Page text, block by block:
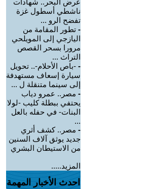
عرض البحر.. شهادات
ناشطي أسطول غزة
تفضح الرو ...
- تطور المقامة من
اليازجي إلى المويلحي
مرورا بسحر القصص
التراث ...
- -باص الأحلام-.. تحويل
سيارة إسعاف مستهدفة
إلى سينما متنقلة ل ...
- مصر.. عمرو دياب
يحتفي ببطلة كليب -لولا
البنات- في حفله بالعل
...
- مصر.. كشف أثري
جديد يوثق آلاف السنين
من الاستيطان البشري
المزيد.....
احدث الأخبار المهمة